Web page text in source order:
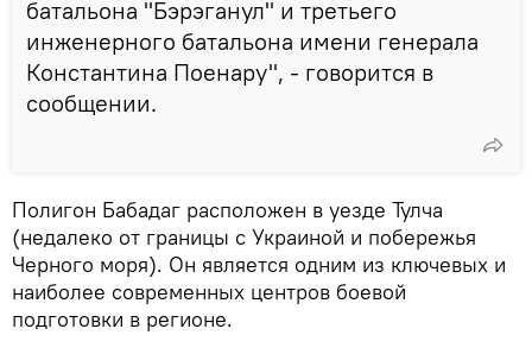
батальона "Бэрэганул" и третьего
инженерного батальона имени генерала
Константина Поенару", - говорится в
сообщении.
Полигон Бабадаг расположен в уезде Тулча
(недалеко от границы с Украиной и побережья
Черного моря). Он является одним из ключевых и
наиболее современных центров боевой
подготовки в регионе.